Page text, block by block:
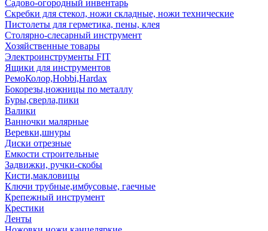
Садово-огородный инвентарь
Скребки для стекол, ножи складные, ножи технические
Пистолеты для герметика, пены, клея
Столярно-слесарный инструмент
Хозяйственные товары
Электроинструменты FIT
Ящики для инструментов
РемоКолор,Hobbi,Hardax
Бокорезы,ножницы по металлу
Буры,сверла,пики
Валики
Ванночки малярные
Веревки,шнуры
Диски отрезные
Емкости строительные
Задвижки, ручки-скобы
Кисти,макловицы
Ключи трубные,имбусовые, гаечные
Крепежный инструмент
Крестики
Ленты